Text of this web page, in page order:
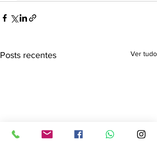
Posts recentes Ver tudo